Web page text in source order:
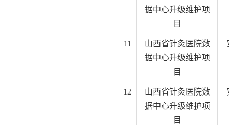
据中心升级维护项
目
11
山西省针灸医院数
据中心升级维护项
目
12
山西省针灸医院数
据中心升级维护项
目